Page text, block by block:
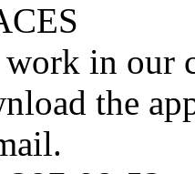
in our
the